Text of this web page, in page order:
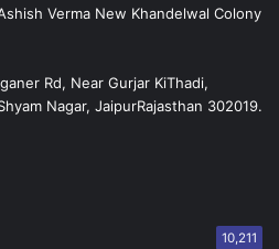
Verma New Khandelwal Colony
Rd, Near Gurjar KiThadi,
Nagar, JaipurRajasthan 302019.
10,211